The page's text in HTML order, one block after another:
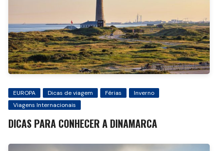
EUROPA Dicas de viagem Férias
Inverno
Viagens Internacionais
DICAS PARA CONHECER A DINAMARCA